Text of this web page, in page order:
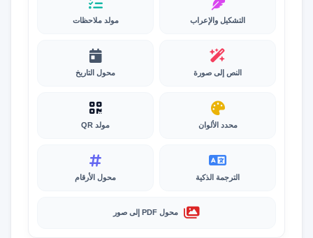
التشكيل والإعراب مولد ملاحظات
النص إلى صورة محول التاريخ
محدد الألوان مولد QR
الترجمة الذكية محول الأرقام
محول PDF إلى صور